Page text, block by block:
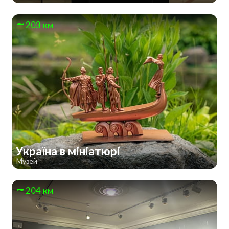
203 км
Україна в мініатюрі
Музей
204 км